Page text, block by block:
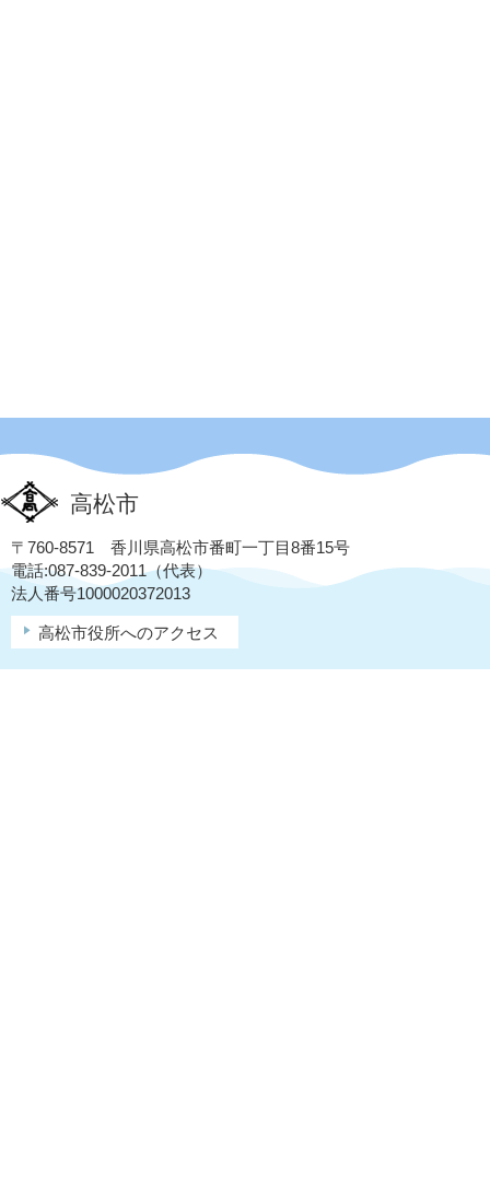
高松市
〒760-8571 香川県高松市番町一丁目8番15号
電話:087-839-2011（代表）
法人番号1000020372013
高松市役所へのアクセス